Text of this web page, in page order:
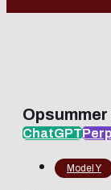
ChatGPT
Model Y